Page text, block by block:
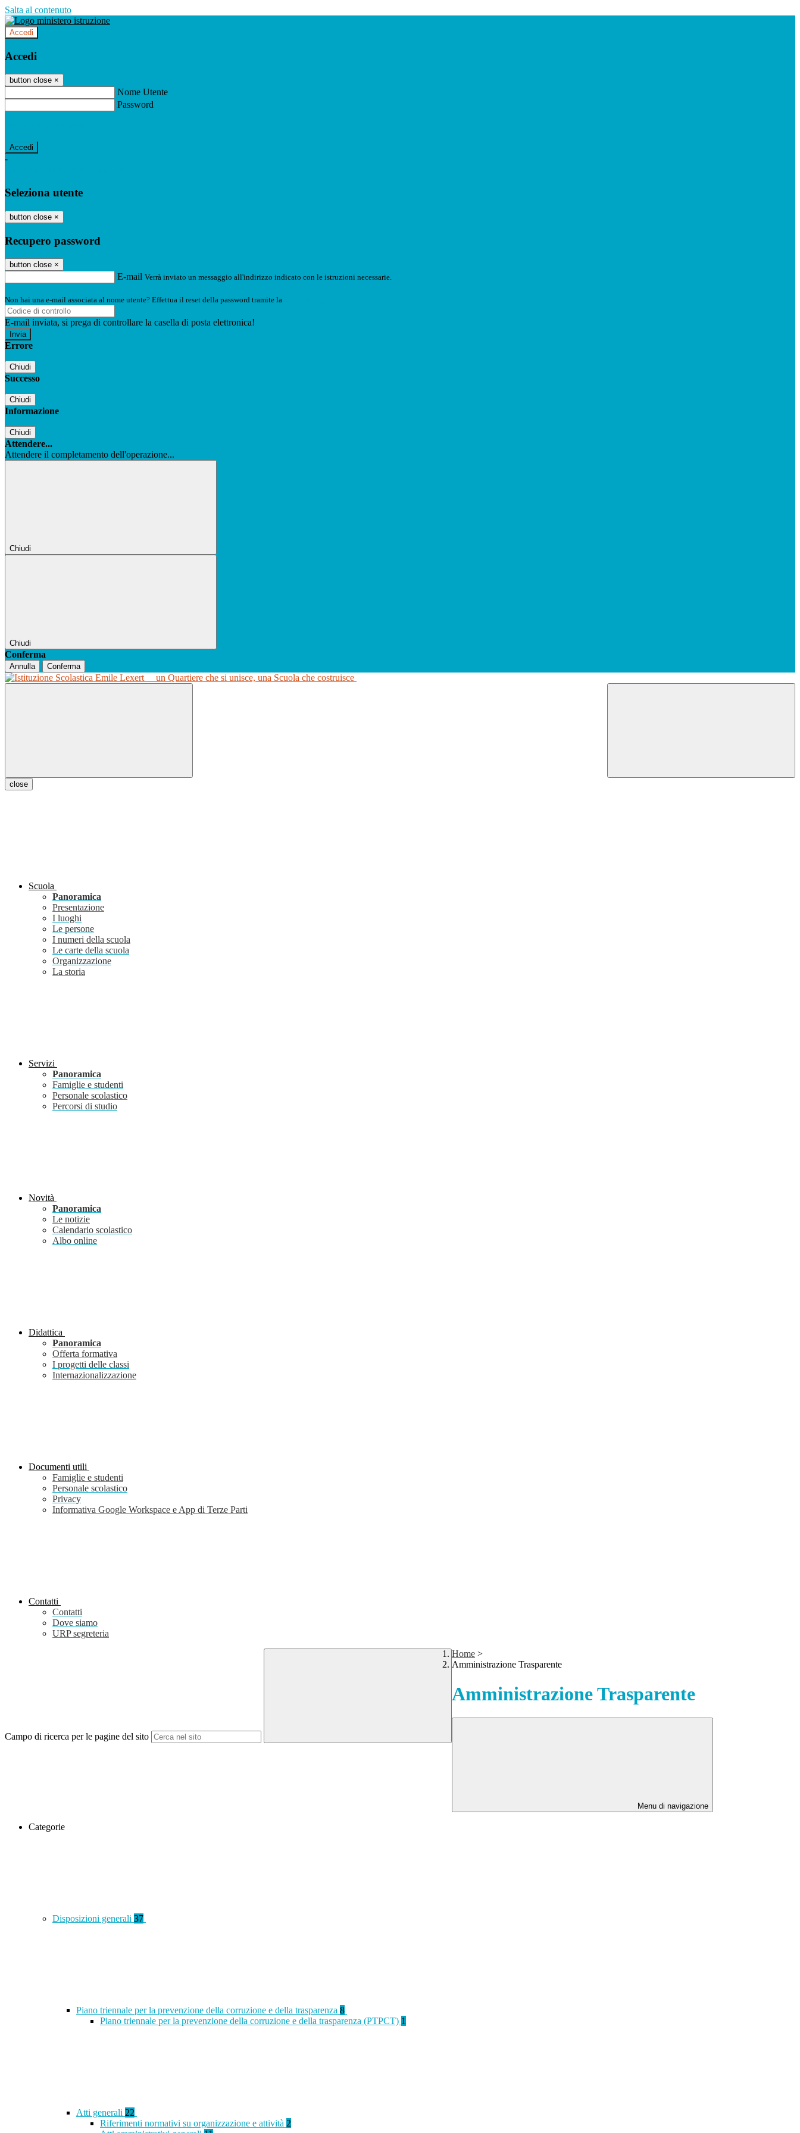
Salta al contenuto
Accedi
Accedi
button close ×
Nome Utente
Password
-
Seleziona utente
button close ×
Recupero password
button close ×
E-mail Verrà inviato un messaggio all'indirizzo indicato con le istruzioni necessarie.
Non hai una e-mail associata al nome utente? Effettua il reset della password tramite la
E-mail inviata, si prega di controllare la casella di posta elettronica!
Errore
Chiudi
Successo
Chiudi
Informazione
Chiudi
Attendere...
Attendere il completamento dell'operazione...
Chiudi
Chiudi
Conferma
Annulla Conferma
un Quartiere che si unisce, una Scuola che costruisce
close
Scuola
Panoramica
Presentazione
I luoghi
Le persone
I numeri della scuola
Le carte della scuola
Organizzazione
La storia
Servizi
Panoramica
Famiglie e studenti
Personale scolastico
Percorsi di studio
Novità
Panoramica
Le notizie
Calendario scolastico
Albo online
Didattica
Panoramica
Offerta formativa
I progetti delle classi
Internazionalizzazione
Documenti utili
Famiglie e studenti
Personale scolastico
Privacy
Informativa Google Workspace e App di Terze Parti
Contatti
Contatti
Dove siamo
URP segreteria
Campo di ricerca per le pagine del sito
Home >
Amministrazione Trasparente
Amministrazione Trasparente
Menu di navigazione
Categorie
Disposizioni generali 37
Piano triennale per la prevenzione della corruzione e della trasparenza 8
Piano triennale per la prevenzione della corruzione e della trasparenza (PTPCT) 1
Atti generali 22
Riferimenti normativi su organizzazione e attività 2